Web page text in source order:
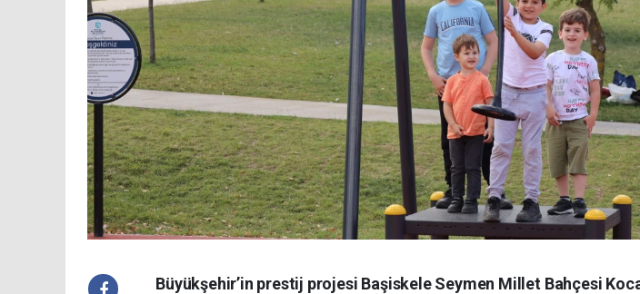
Büyükşehir’in prestij projesi Başiskele Seymen Millet Bahçesi